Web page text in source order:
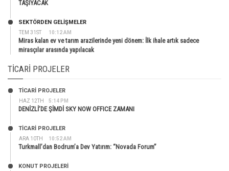
TAŞIYACAK
TEM 31ST 10:12 AM
SEKTÖRDEN GELIŞMELER
Miras kalan ev ve tarım arazilerinde yeni dönem: İlk ihale artık sadece
mirasçılar arasında yapılacak
TICARI PROJELER
HAZ 12TH 5:14 PM
TİCARİ PROJELER
DENİZLİ’DE ŞİMDİ SKY NOW OFFICE ZAMANI
ARA 10TH 10:52 AM
TİCARİ PROJELER
Turkmall’dan Bodrum’a Dev Yatırım: “Novada Forum”
KONUT PROJELERI